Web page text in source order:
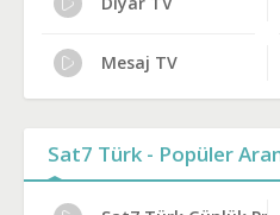
Mesaj TV
Sat7 Türk - Popüler